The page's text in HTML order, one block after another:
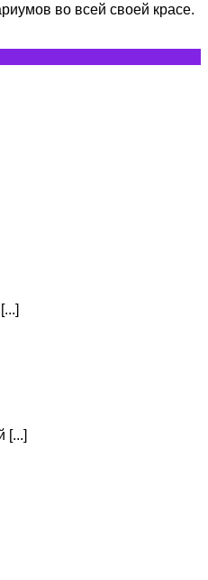
во всей своей красе.
[...]